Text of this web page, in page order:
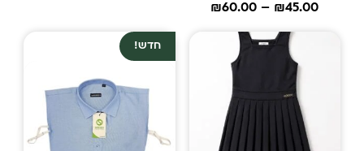
₪45.00
–
₪60.00
חדש!